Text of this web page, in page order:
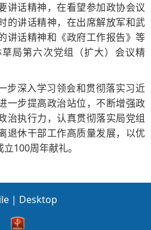
讲话精神，在看望参加政协会议
的讲话精神，在出席解放军和武
讲话精神和《政府工作报告》等
局第六次党组（扩大）会议精
深入学习领会和贯彻落实习近
一步提高政治站位，不断增强政
治执行力，认真贯彻落实局党组
退休干部工作高质量发展，以优
100周年献礼。
| Desktop